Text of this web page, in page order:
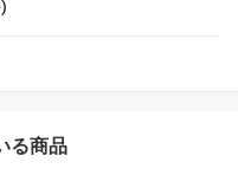
る商品